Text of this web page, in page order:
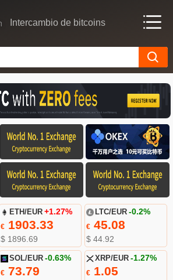
Intercambio de bitcoins
ETH/EUR +1.27%
€ 1903.33
$ 1896.69
LTC/EUR -0.2%
€45.08
$ 44.92
SOL/EUR -0.63%
€ 73.79
XRP/EUR -1.27%
€1.05